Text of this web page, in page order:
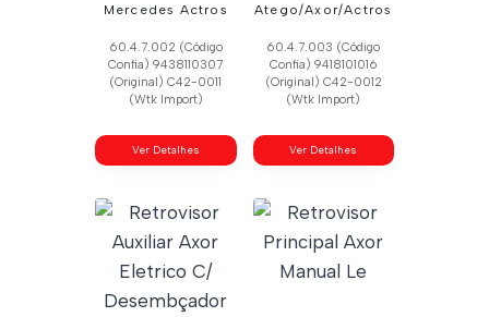
Mercedes Actros
60.4.7.002 (Código
Confia) 9438110307
(Original) C42-0011
(Wtk Import)
Ver Detalhes
Atego/Axor/Actros
60.4.7.003 (Código
Confia) 9418101016
(Original) C42-0012
(Wtk Import)
Ver Detalhes